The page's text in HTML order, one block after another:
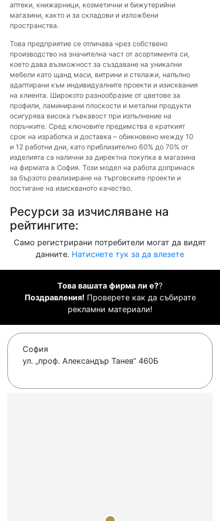
аптеки, книжарници, козметични и бижутерийни
магазини, както и за складови и изложбени
пространства.
Това предприятие се отличава чрез собствено
производство на значителна част от асортимента си,
което дава възможност за създаване на уникални
мебели като щанд маси, витрини и стелажи, напълно
адаптирани към индивидуалните проекти и изисквания
на клиента. Широкото разнообразие от цветове за
профили, ламинирани плоскости и метални продукти
осигурява висока гъвкавост при изпълнение на
поръчките. Сред ключовите предимства е краткият
срок на изработка и доставка – обикновено между 10
и 12 работни дни, като приблизително 60% до 70% от
изделията са налични за директна покупка в магазина
на фирмата в София. Този модел на работа допринася
за бързото реализиране на търговските проекти и
постигане на изискваното качество.
Ресурси за изчисляване на
рейтингите:
Само регистрирани потребители могат да видят
данните. Натиснете тук за да влезете
Това вашата фирма ли е??
Поздравления! Проверете как да събирате
рекламни материали!
София
ул. „проф. Александър Танев“ 460Б